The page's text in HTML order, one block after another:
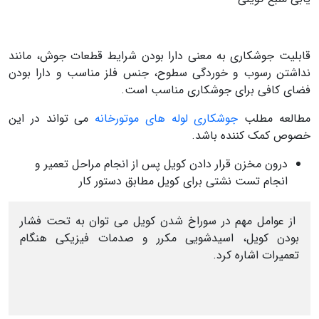
قابلیت جوشکاری به معنی دارا بودن شرایط قطعات جوش، مانند
نداشتن رسوب و خوردگی سطوح، جنس فلز مناسب و دارا بودن
فضای کافی برای جوشکاری مناسب است.
مطالعه مطلب جوشکاری لوله های موتورخانه می تواند در این
خصوص کمک کننده باشد.
درون مخزن قرار دادن کویل پس از انجام مراحل تعمیر و
انجام تست نشتی برای کویل مطابق دستور کار
از عوامل مهم در سوراخ شدن کویل می توان به تحت فشار
بودن کویل، اسیدشویی مکرر و صدمات فیزیکی هنگام
تعمیرات اشاره کرد.